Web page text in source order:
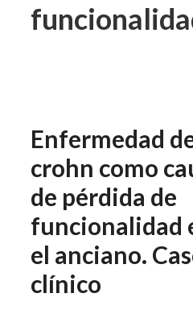
Enfermedad
crohn como
de pérdida de
funcionalidad
el anciano.
clínico